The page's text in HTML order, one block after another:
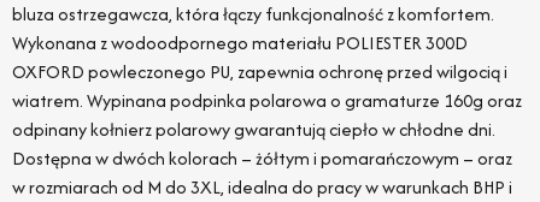
bluza ostrzegawcza, która łączy funkcjonalność z komfortem.
Wykonana z wodoodpornego materiału POLIESTER 300D
OXFORD powleczonego PU, zapewnia ochronę przed wilgocią i
wiatrem. Wypinana podpinka polarowa o gramaturze 160g oraz
odpinany kołnierz polarowy gwarantują ciepło w chłodne dni.
Dostępna w dwóch kolorach – żółtym i pomarańczowym – oraz
w rozmiarach od M do 3XL, idealna do pracy w warunkach BHP i